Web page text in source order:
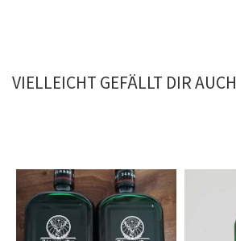
VIELLEICHT GEFÄLLT DIR AUCH